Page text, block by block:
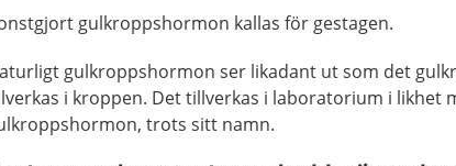
gulkroppshormon kallas för gestagen.
gulkroppshormon ser likadant ut som det
i kroppen. Det tillverkas i laboratorium i likhet
trots sitt namn.